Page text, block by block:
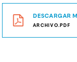
DESCARGAR
ARCHIVO.PDF